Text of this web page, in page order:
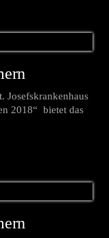
Josefskrankenhaus
2018“ bietet das